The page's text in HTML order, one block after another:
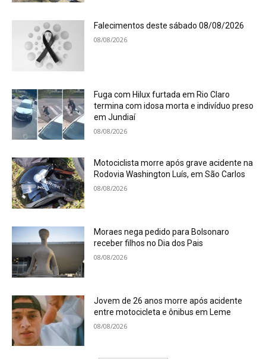
Falecimentos deste sábado 08/08/2026
08/08/2026
Fuga com Hilux furtada em Rio Claro
termina com idosa morta e indivíduo preso
em Jundiaí
08/08/2026
Motociclista morre após grave acidente na
Rodovia Washington Luís, em São Carlos
08/08/2026
Moraes nega pedido para Bolsonaro
receber filhos no Dia dos Pais
08/08/2026
Jovem de 26 anos morre após acidente
entre motocicleta e ônibus em Leme
08/08/2026